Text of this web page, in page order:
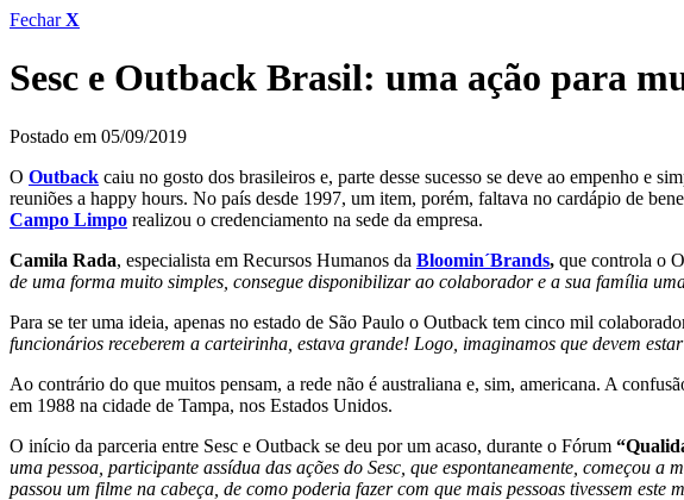
FecharX
Sesc e Outback Brasil: uma ação para
Postado em 05/09/2019
O Outback caiu no gosto dos brasileiros e, parte desse sucesso se deve ao empenho e
reuniões a happy hours. No país desde 1997, um item, porém, faltava no cardápio de
Campo Limpo realizou o credenciamento na sede da empresa.
Camila Rada, especialista em Recursos Humanos da Bloomin´Brands, que controla o
de uma forma muito simples, consegue disponibilizar ao colaborador e a sua família
Para se ter uma ideia, apenas no estado de São Paulo o Outback tem cinco mil
funcionários receberem a carteirinha, estava grande! Logo, imaginamos que devem
Ao contrário do que muitos pensam, a rede não é australiana e, sim, americana. A
em 1988 na cidade de Tampa, nos Estados Unidos.
O início da parceria entre Sesc e Outback se deu por um acaso, durante o Fórum
uma pessoa, participante assídua das ações do Sesc, que espontaneamente, começou
passou um filme na cabeça, de como poderia fazer com que mais pessoas tivessem este